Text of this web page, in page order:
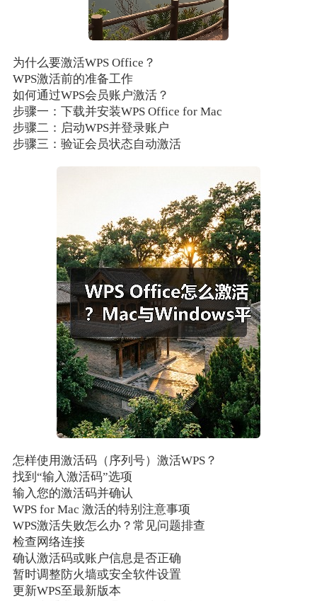
为什么要激活WPS Office？
WPS激活前的准备工作
如何通过WPS会员账户激活？
步骤一：下载并安装WPS Office for Mac
步骤二：启动WPS并登录账户
步骤三：验证会员状态自动激活
怎样使用激活码（序列号）激活WPS？
找到“输入激活码”选项
输入您的激活码并确认
WPS for Mac 激活的特别注意事项
WPS激活失败怎么办？常见问题排查
检查网络连接
确认激活码或账户信息是否正确
暂时调整防火墙或安全软件设置
更新WPS至最新版本